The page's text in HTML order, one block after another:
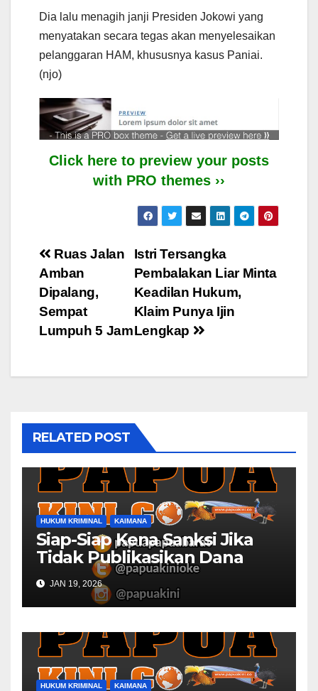
Dia lalu menagih janji Presiden Jokowi yang
menyatakan secara tegas akan menyelesaikan
pelanggaran HAM, khususnya kasus Paniai.
(njo)
Click here to preview your posts
with PRO themes ››
Post
navigation
Istri Tersangka
Pembalakan Liar Minta
Keadilan Hukum,
Klaim Punya Ijin
Lengkap
Ruas Jalan
Amban
Dipalang,
Sempat
Lumpuh 5 Jam
RELATED POST
HUKUM KRIMINAL KAIMANA
Siap-Siap Kena Sanksi Jika
Tidak Publikasikan Dana
Desa
JAN 19, 2026
HUKUM KRIMINAL KAIMANA